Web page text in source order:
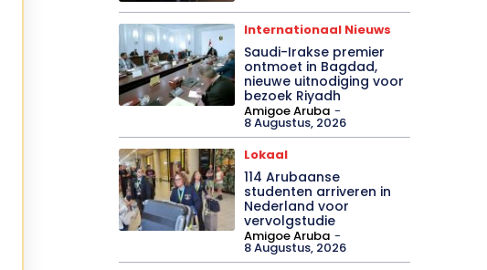
Internationaal Nieuws
Saudi-Irakse premier
ontmoet in Bagdad,
nieuwe uitnodiging voor
bezoek Riyadh
Amigoe Aruba -
8 Augustus, 2026
Lokaal
114 Arubaanse
studenten arriveren in
Nederland voor
vervolgstudie
Amigoe Aruba -
8 Augustus, 2026